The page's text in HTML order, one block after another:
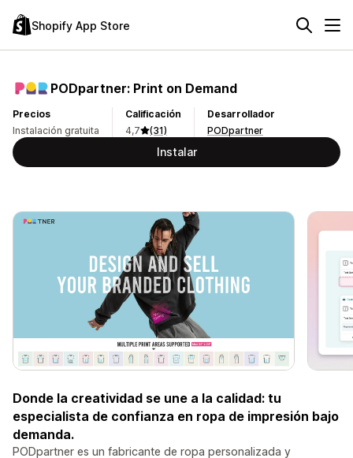
Shopify App Store
PODpartner: Print on Demand
Precios
Instalación gratuita
Calificación
4,7
(31)
Desarrollador
PODpartner
Instalar
Donde la creatividad se une a la calidad: tu
especialista de confianza en ropa de impresión bajo
demanda.
PODpartner es un fabricante de ropa personalizada y